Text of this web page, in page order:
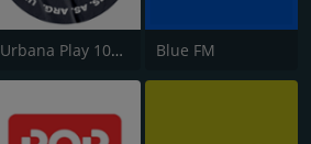
Urbana Play 104.3 FM Blue FM